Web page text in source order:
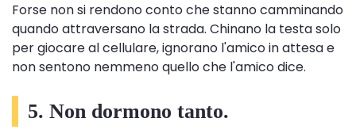
Forse non si rendono conto che stanno camminando
quando attraversano la strada. Chinano la testa solo
per giocare al cellulare, ignorano l'amico in attesa e
non sentono nemmeno quello che l'amico dice.
5. Non dormono tanto.